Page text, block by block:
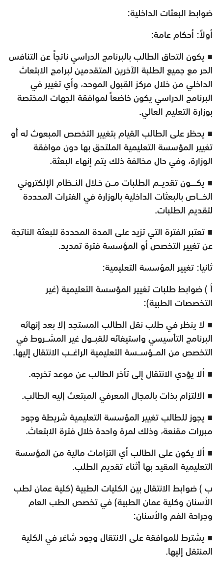
ضوابط البعثات الداخلية:
أولاً: أحكام عامة:
■ يكون التحاق الطالب بالبرنامج الدراسي ناتجاً عن التنافس
الحر مع جميع الطلبة الآخرين المتقدمين لبرامج الابتعاث
الداخلي من خلال مركز القبول الموحد، وأي تغيير في
البرنامج الدراسي يكون خاضعاً لموافقة الجهات المختصة
بوزارة التعليم العالي.
■ يحظر على الطالب القيام بتغيير التخصص المبعوث له أو
تغيير المؤسسة التعليمية الملتحق بها دون موافقة
الوزارة، وفي حال مخالفة ذلك يتم إنهاء البعثة.
■ يكــــون تقديــم الطلبات مــن خـلال النــظام الإلكتروني
الخـــاص بالبعثات الداخلية بالوزارة في الفترات المحددة
لتقديم الطلبات.
■ تعتبر الفترة التي تزيد على المدة المحددة للبعثة الناتجة
عن تغيير التخصص أو المؤسسة فترة تمديد.
ثانيا: تغيير المؤسسة التعليمية:
أ ) ضوابط طلبات تغيير المؤسسة التعليمية (غير
التخصصات الطبية):
■ لا ينظر في طلب نقل الطالب المستجد إلا بعد إنهائه
البرنامج التأسيسي واستيفائه للقبــول غير المشــروط في
التخصص من المــؤســسة التعليمية الراغــب الانتقال إليها.
■ ألا يؤدي الانتقال إلى تأخر الطالب عن موعد تخرجه.
■ الالتزام بذات بالمجال المعرفي المبتعث إليه الطالب.
■ يجوز للطالب تغيير المؤسسة التعليمية شريطة وجود
مبررات مقنعة، وذلك لمرة واحدة خلال فترة الابتعاث.
■ ألا يكون على الطالب أي التزامات مالية من المؤسسة
التعليمية المقيد بها أثناء تقديم الطلب.
ب ) ضوابط الانتقال بين الكليات الطبية (كلية عمان لطب
الأسنان وكلية عمان الطبية) في تخصص الطب العام
وجراحة الفم والأسنان:
■ يشترط للموافقة على الانتقال وجود شاغر في الكلية
المنتقل إليها.